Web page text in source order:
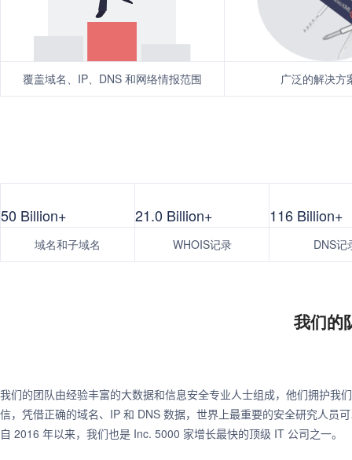
覆盖域名、IP、DNS 和网络情报范围 广泛的解决方
50 Billion+ 21.0 Billion+ 116 Billion+
域名和子域名 WHOIS记录 DNS记
我们的
我们的团队由经验丰富的大数据和信息安全专业人士组成，他们拥护我
信，凭借正确的域名、IP 和 DNS 数据，世界上最重要的安全研究人员
自 2016 年以来，我们也是 Inc. 5000 家增长最快的顶级 IT 公司之一。